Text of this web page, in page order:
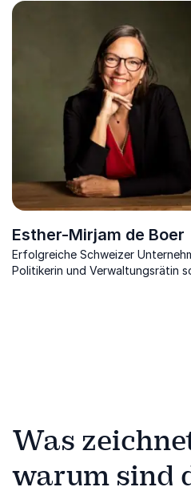
Führung & Veränderungsprozesse
Esther-Mirjam de Boer
Erfolgreiche Schweizer
Politikerin und Verwaltungsrätin
Was
warum sind